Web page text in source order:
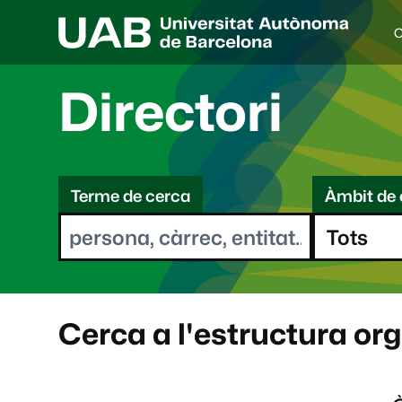
I
d
i
a
e
l
e
o
t
Directori
C
eTerme de cerca Àmbit de
Cerca a l'estructura